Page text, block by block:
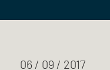
06 / 09 / 2017